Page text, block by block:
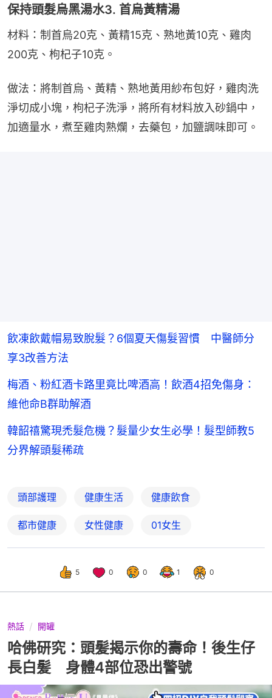
保持頭髮烏黑湯水3. 首烏黃精湯
材料：制首烏20克、黃精15克、熟地黃10克、雞肉
200克、枸杞子10克。
做法：將制首烏、黃精、熟地黃用紗布包好，雞肉洗
淨切成小塊，枸杞子洗淨，將所有材料放入砂鍋中，
加適量水，煮至雞肉熟爛，去藥包，加鹽調味即可。
飲凍飲戴帽易致脫髮？6個夏天傷髮習慣 中醫師分
享3改善方法
梅酒、粉紅酒卡路里竟比啤酒高！飲酒4招免傷身：
維他命B群助解酒
韓韶禧驚現禿髮危機？髮量少女生必學！髮型師教5
分界解頭髮稀疏
頭部護理 健康生活 健康飲食
都市健康 女性健康 01女生
5 0 0 1 0
熱話 開罐
哈佛研究：頭髪揭示你的壽命！後生仔
長白髪 身體4部位恐出警號